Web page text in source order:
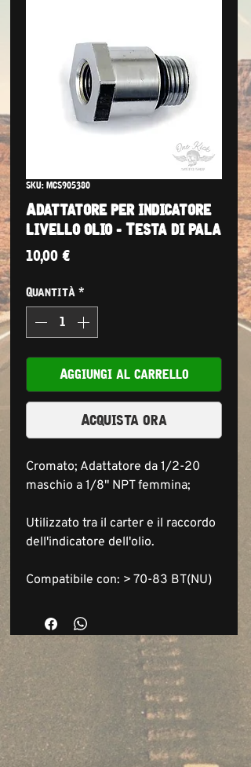
SKU: MCS905380
Adattatore per indicatore
livello olio - Testa di pala
10,00 €Prezzo
Quantità *
Aggiungi al carrello
Acquista ora
Cromato; Adattatore da 1/2-20
maschio a 1/8" NPT femmina;
Utilizzato tra il carter e il raccordo
dell'indicatore dell'olio.
Compatibile con: > 70-83 BT(NU)